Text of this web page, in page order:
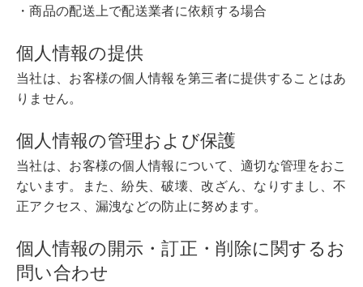
・商品の配送上で配送業者に依頼する場合
個人情報の提供
当社は、お客様の個人情報を第三者に提供することはあ
りません。
個人情報の管理および保護
当社は、お客様の個人情報について、適切な管理をおこ
ないます。また、紛失、破壊、改ざん、なりすまし、不
正アクセス、漏洩などの防止に努めます。
個人情報の開示・訂正・削除に関するお
問い合わせ